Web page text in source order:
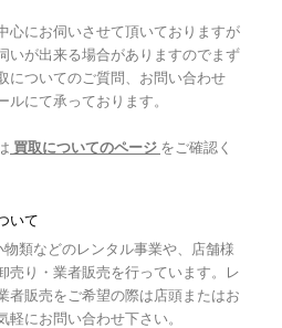
心にお伺いさせて頂いておりますが
いが出来る場合がありますのでまず
についてのご質問、お問い合わせ
ルにて承っております。
買取についてのページ をご確認く
いて
類などのレンタル事業や、店舗様
売り・業者販売を行っています。レ
者販売をご希望の際は店頭またはお
軽にお問い合わせ下さい。